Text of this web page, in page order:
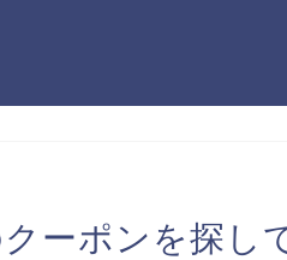
ーポンを探し